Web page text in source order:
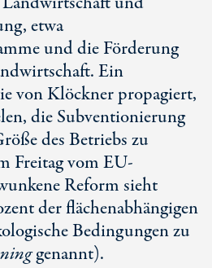
etwa
und die Förderung
Ein
von Klöckner propagiert,
die Subventionierung
des Betriebs zu
Freitag vom EU-
Reform sieht
der flächenabhängigen
Bedingungen zu
genannt).